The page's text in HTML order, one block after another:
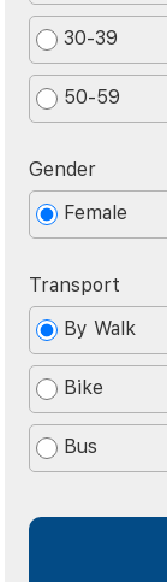
30-39
50-59
Gender
Female
Transport
By Walk
Bike
Bus